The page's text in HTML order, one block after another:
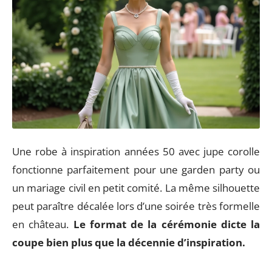
Une robe à inspiration années 50 avec jupe corolle
fonctionne parfaitement pour une garden party ou
un mariage civil en petit comité. La même silhouette
peut paraître décalée lors d’une soirée très formelle
en château. Le format de la cérémonie dicte la
coupe bien plus que la décennie d’inspiration.